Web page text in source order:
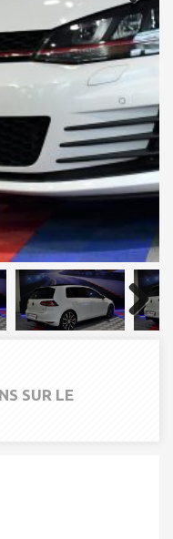
Next
Next
SUR LE